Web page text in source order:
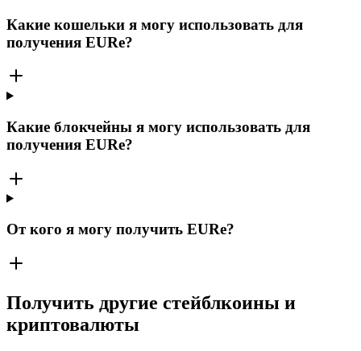
Какие кошельки я могу использовать для
получения EURe?
Какие блокчейны я могу использовать для
получения EURe?
От кого я могу получить EURe?
Получить другие стейблкоины и
криптовалюты